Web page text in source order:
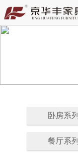
卧房系列
餐厅系列